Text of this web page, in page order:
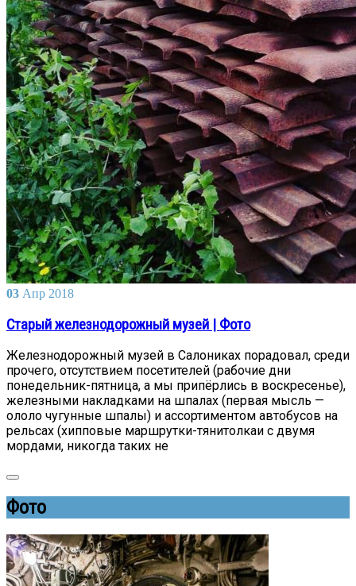
03 Апр 2018
Старый железнодорожный музей | Фото
Железнодорожный музей в Салониках порадовал, среди
прочего, отсутствием посетителей (рабочие дни
понедельник-пятница, а мы припёрлись в воскресенье),
железными накладками на шпалах (первая мысль —
ололо чугунные шпалы) и ассортиментом автобусов на
рельсах (хипповые маршрутки-тянитолкаи с двумя
мордами, никогда таких не
Фото